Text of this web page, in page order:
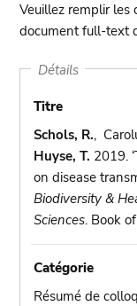
Veuillez remplir les
document full-text
Détails
Titre
Schols, R.,
Huyse, T. 2019.
on disease
Biodiversity &
Sciences. Book
Catégorie
Résumé de